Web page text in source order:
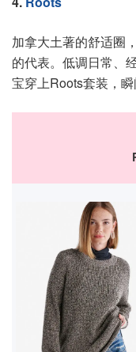
加拿大土著的舒适圈
的代表。低调日常、
宝穿上Roots套装，